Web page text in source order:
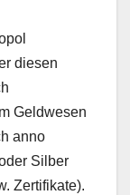
diesen
Geldwesen
anno
Silber
Zertifikate).